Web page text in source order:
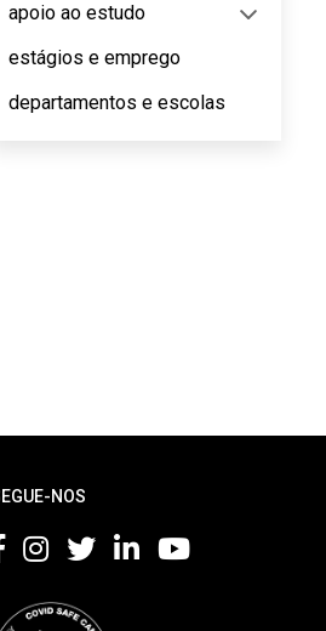
apoio ao estudo
estágios e emprego
departamentos e escolas
NOS